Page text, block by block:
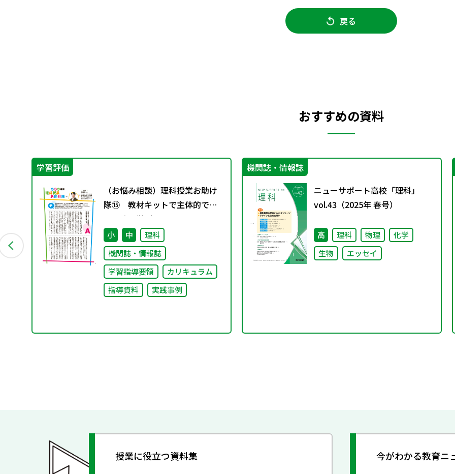
戻る
おすすめの資料
学習評価
（お悩み相談）理科授業お助け
隊⑮ 教材キットで主体的で個
別最適な学びを
小 中
理科
機関誌・情報誌
学習指導要領
カリキュラム
指導資料
実践事例
機関誌・情報誌
ニューサポート高校「理科」
vol.43（2025年 春号）
高 理科 物理
化学
生物
エッセイ
授業に役立つ資料集 今がわかる教育ニ